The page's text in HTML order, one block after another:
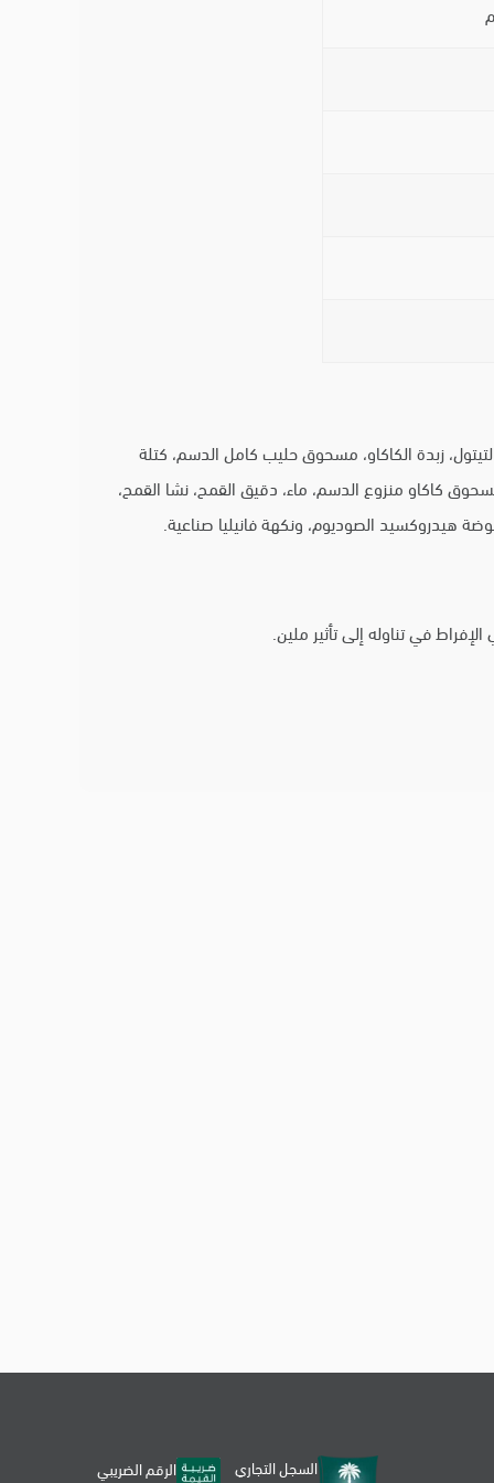
حليب البقر، بروتين مصل اللبن المعزول من حليب البقر)، شوكولاتة الحليب مع محلي 20% (محلي مالتيتول، زبدة الكاكاو، مسحوق حليب كامل الدسم، كتلة
كاكاو منزوع الدسم، ماء، دقيق القمح، نشا القمح،
هيدروكسيد الصوديوم، ونكهة فانيليا صناعية.
السجل التجاري الرقم الضريبي